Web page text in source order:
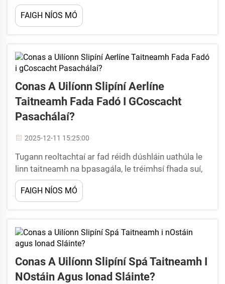
ardchaighdeáin glanrúis agus taitneamh. I measc
na míreáin riachtanacha a chuidíonn le taithí
dearfach an aoi, tá slipíní aonuaistrithe óstá ag...
FAIGH NÍOS MÓ
Conas A Uilíonn Slipíní Aerlíne
Taitneamh Fada Fadó I GCoscacht
Pasachálaí?
2025-12-11 15:25:00
Tugann reoltachtaí ar fad réidh dúshláin uathúla le
linn taitneamh na bpasagála, le tréimhsí fhada suí,
athruithe i bhfórsa cabana agus mórdhulra teoranta
ag baint leis an dtaitneamh ar siúl. I measc na n-
aicmhithe taitneamh a sholáthraítear ag aerlínte,
FAIGH NÍOS MÓ
Conas A Uilíonn Slipíní Spá Taitneamh I
NOstáin Agus Ionad Sláinte?